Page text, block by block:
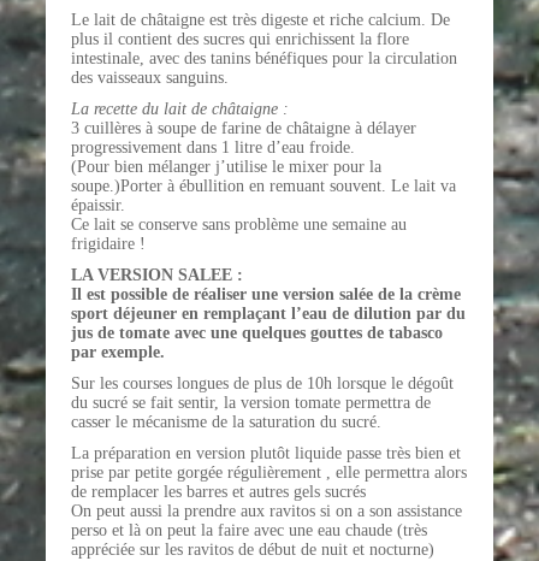
Le lait de châtaigne est très digeste et riche calcium. De
plus il contient des sucres qui enrichissent la flore
intestinale, avec des tanins bénéfiques pour la circulation
des vaisseaux sanguins.
La recette du lait de châtaigne :
3 cuillères à soupe de farine de châtaigne à délayer
progressivement dans 1 litre d’eau froide.
(Pour bien mélanger j’utilise le mixer pour la
soupe.)Porter à ébullition en remuant souvent. Le lait va
épaissir.
Ce lait se conserve sans problème une semaine au
frigidaire !
LA VERSION SALEE :
Il est possible de réaliser une version salée de la crème
sport déjeuner en remplaçant l’eau de dilution par du
jus de tomate avec une quelques gouttes de tabasco
par exemple.
Sur les courses longues de plus de 10h lorsque le dégoût
du sucré se fait sentir, la version tomate permettra de
casser le mécanisme de la saturation du sucré.
La préparation en version plutôt liquide passe très bien et
prise par petite gorgée régulièrement , elle permettra alors
de remplacer les barres et autres gels sucrés
On peut aussi la prendre aux ravitos si on a son assistance
perso et là on peut la faire avec une eau chaude (très
appréciée sur les ravitos de début de nuit et nocturne)